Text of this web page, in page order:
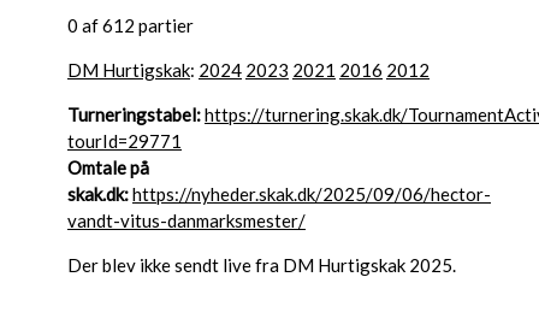
0 af 612 partier
DM Hurtigskak: 2024 2023 2021 2016 2012
Turneringstabel:https://turnering.skak.dk/
tourId=29771
Omtale på
skak.dk:https://nyheder.skak.dk/2025/09/06/hector-
vandt-vitus-danmarksmester/
Der blev ikke sendt live fra DM Hurtigskak 2025.